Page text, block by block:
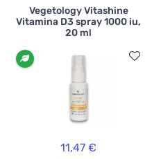
Vegetology Vitashine
Vitamina D3 spray 1000 iu,
20 ml
11,47 €